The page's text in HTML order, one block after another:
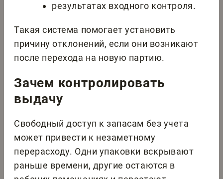
результатах входного контроля.
Такая система помогает установить
причину отклонений, если они возникают
после перехода на новую партию.
Зачем контролировать
выдачу
Свободный доступ к запасам без учета
может привести к незаметному
перерасходу. Одни упаковки вскрывают
раньше времени, другие остаются в